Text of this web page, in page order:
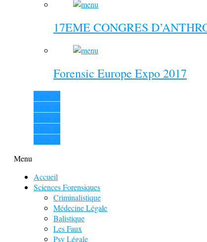
17EME CONGRES
Forensic Europe Expo 2017
View all
View all
View all
View all
View all
Menu
Accueil
Sciences Forensiques
Criminalistique
Médecine Légale
Balistique
Les Faux
Psy Légale